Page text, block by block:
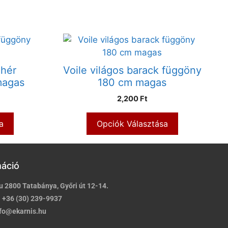
Voile világos barack függöny
180 cm magas
2,200 Ft
Opciók Választása
2800 Tatabánya, Győri út 12-14.
+36 (30) 239-9937